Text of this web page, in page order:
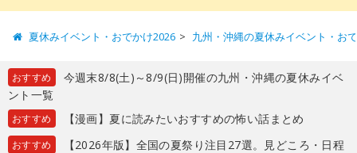
夏休みイベント・おでかけ2026 九州・沖縄の夏休みイベント・お
おすすめ
今週末8/8(土)～8/9(日)開催の九州・沖縄の夏休みイベ
ント一覧
おすすめ 【漫画】夏に読みたいおすすめの怖い話まとめ
おすすめ
【2026年版】全国の夏祭り注目27選。見どころ・日程